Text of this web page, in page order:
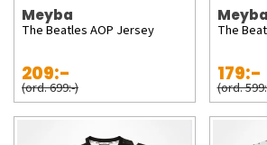
Meyba
The Beatles AOP Jersey
209:-
(ord. 699:-)
Meyba
The
179:-
(ord.